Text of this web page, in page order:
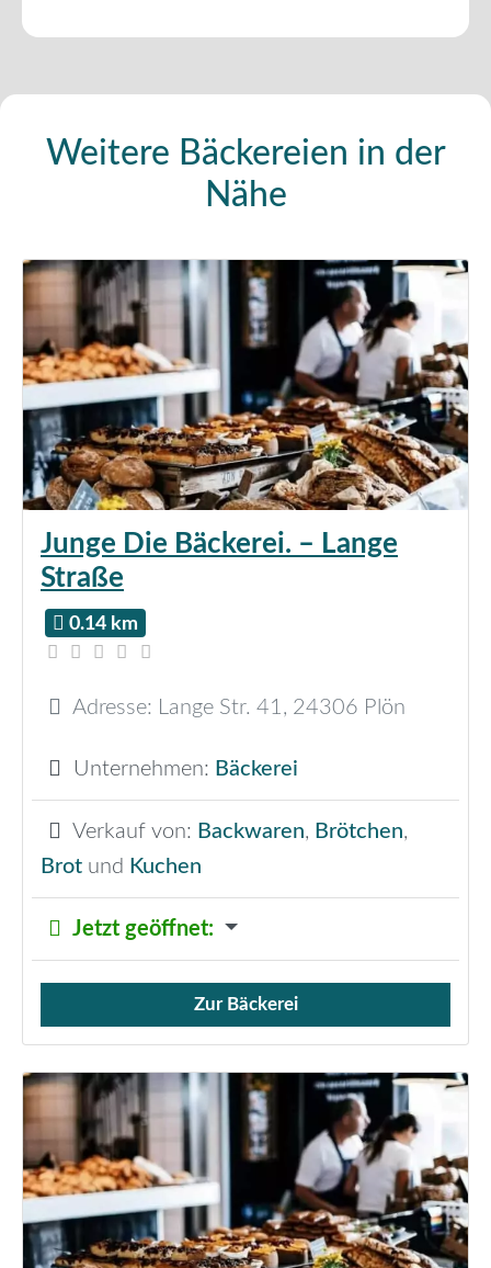
Weitere Bäckereien in der
Nähe
Junge Die Bäckerei. – Lange
Straße
0.14 km
Adresse: Lange Str. 41, 24306 Plön
Unternehmen: Bäckerei
Verkauf von: Backwaren, Brötchen,
Brot und Kuchen
Jetzt geöffnet:
Verkauf von Brötchen,
Zur Bäckerei